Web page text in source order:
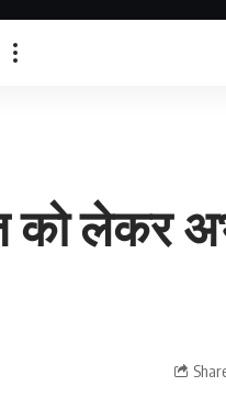
को